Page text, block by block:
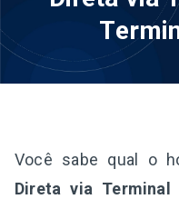
Você sabe qual o
Direta via